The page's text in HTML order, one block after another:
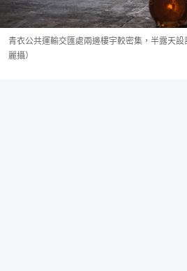
青衣公共運輸交匯處兩邊樓宇較密集，半露天
麗攝）